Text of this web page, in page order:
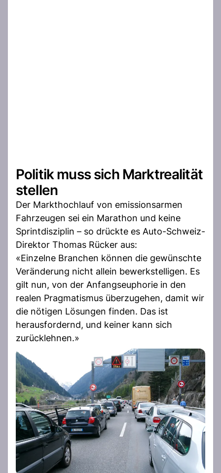
Politik muss sich Marktrealität
stellen
Der Markthochlauf von emissionsarmen
Fahrzeugen sei ein Marathon und keine
Sprintdisziplin – so drückte es Auto-Schweiz-
Direktor Thomas Rücker aus:
«Einzelne Branchen können die gewünschte
Veränderung nicht allein bewerkstelligen. Es
gilt nun, von der Anfangseuphorie in den
realen Pragmatismus überzugehen, damit wir
die nötigen Lösungen finden. Das ist
herausfordernd, und keiner kann sich
zurücklehnen.»